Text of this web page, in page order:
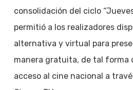
consolidación del ciclo
permitió a los realizadores
alternativa y virtual para
manera gratuita, de tal forma
acceso al cine nacional a